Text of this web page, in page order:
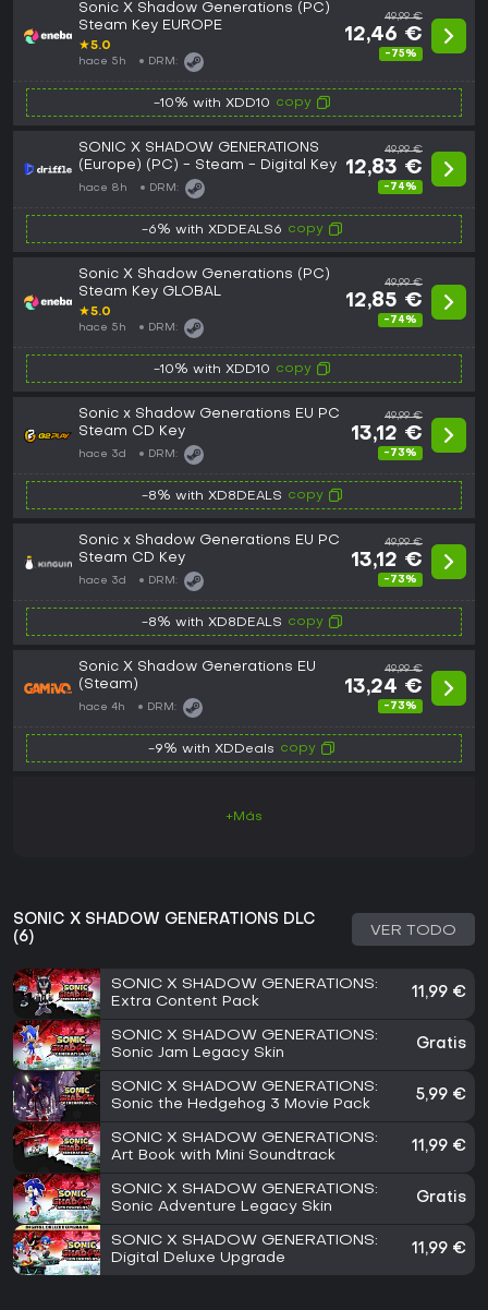
Sonic X Shadow Generations (PC)
Steam Key EUROPE
★5.0
hace 5h DRM:
49,99 €
12,46 €
-75%
-10% with XDD10 copy
SONIC X SHADOW GENERATIONS
(Europe) (PC) - Steam - Digital Key
hace 8h DRM:
49,99 €
12,83 €
-74%
-6% with XDDEALS6 copy
Sonic X Shadow Generations (PC)
Steam Key GLOBAL
★5.0
hace 5h DRM:
49,99 €
12,85 €
-74%
-10% with XDD10 copy
Sonic x Shadow Generations EU PC
Steam CD Key
hace 3d DRM:
49,99 €
13,12 €
-73%
-8% with XD8DEALS copy
Sonic x Shadow Generations EU PC
Steam CD Key
hace 3d DRM:
49,99 €
13,12 €
-73%
-8% with XD8DEALS copy
Sonic X Shadow Generations EU
(Steam)
hace 4h DRM:
49,99 €
13,24 €
-73%
-9% with XDDeals copy
+Más
SONIC X SHADOW GENERATIONS DLC
(6)
VER TODO
SONIC X SHADOW GENERATIONS:
Extra Content Pack
11,99 €
SONIC X SHADOW GENERATIONS:
Sonic Jam Legacy Skin
Gratis
SONIC X SHADOW GENERATIONS:
Sonic the Hedgehog 3 Movie Pack
5,99 €
SONIC X SHADOW GENERATIONS:
Art Book with Mini Soundtrack
11,99 €
SONIC X SHADOW GENERATIONS:
Sonic Adventure Legacy Skin
Gratis
SONIC X SHADOW GENERATIONS:
Digital Deluxe Upgrade
11,99 €